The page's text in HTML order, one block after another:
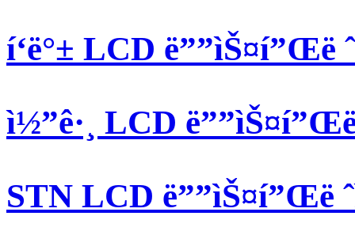
í‘ë°± LCD ë””ìŠ¤í”Œë
ì½”ê·¸ LCD ë””ìŠ¤í”Œë
STN LCD ë””ìŠ¤í”Œë